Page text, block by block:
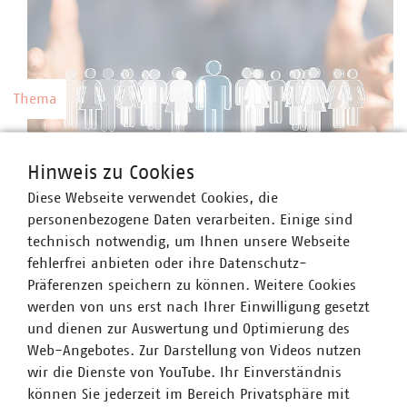
Thema
Kommunale Unternehmen arbeiten hoch
professionell, sind innovativ, zahlen nach Tarif
und bieten gute Weiterbildungsmöglichkeiten
sowie berufliche Perspektiven.
Thema
Hinweis zu Cookies
Diese Webseite verwendet Cookies, die
personenbezogene Daten verarbeiten. Einige sind
technisch notwendig, um Ihnen unsere Webseite
fehlerfrei anbieten oder ihre Datenschutz-
Präferenzen speichern zu können. Weitere Cookies
werden von uns erst nach Ihrer Einwilligung gesetzt
und dienen zur Auswertung und Optimierung des
Web-Angebotes. Zur Darstellung von Videos nutzen
wir die Dienste von YouTube. Ihr Einverständnis
können Sie jederzeit im Bereich Privatsphäre mit